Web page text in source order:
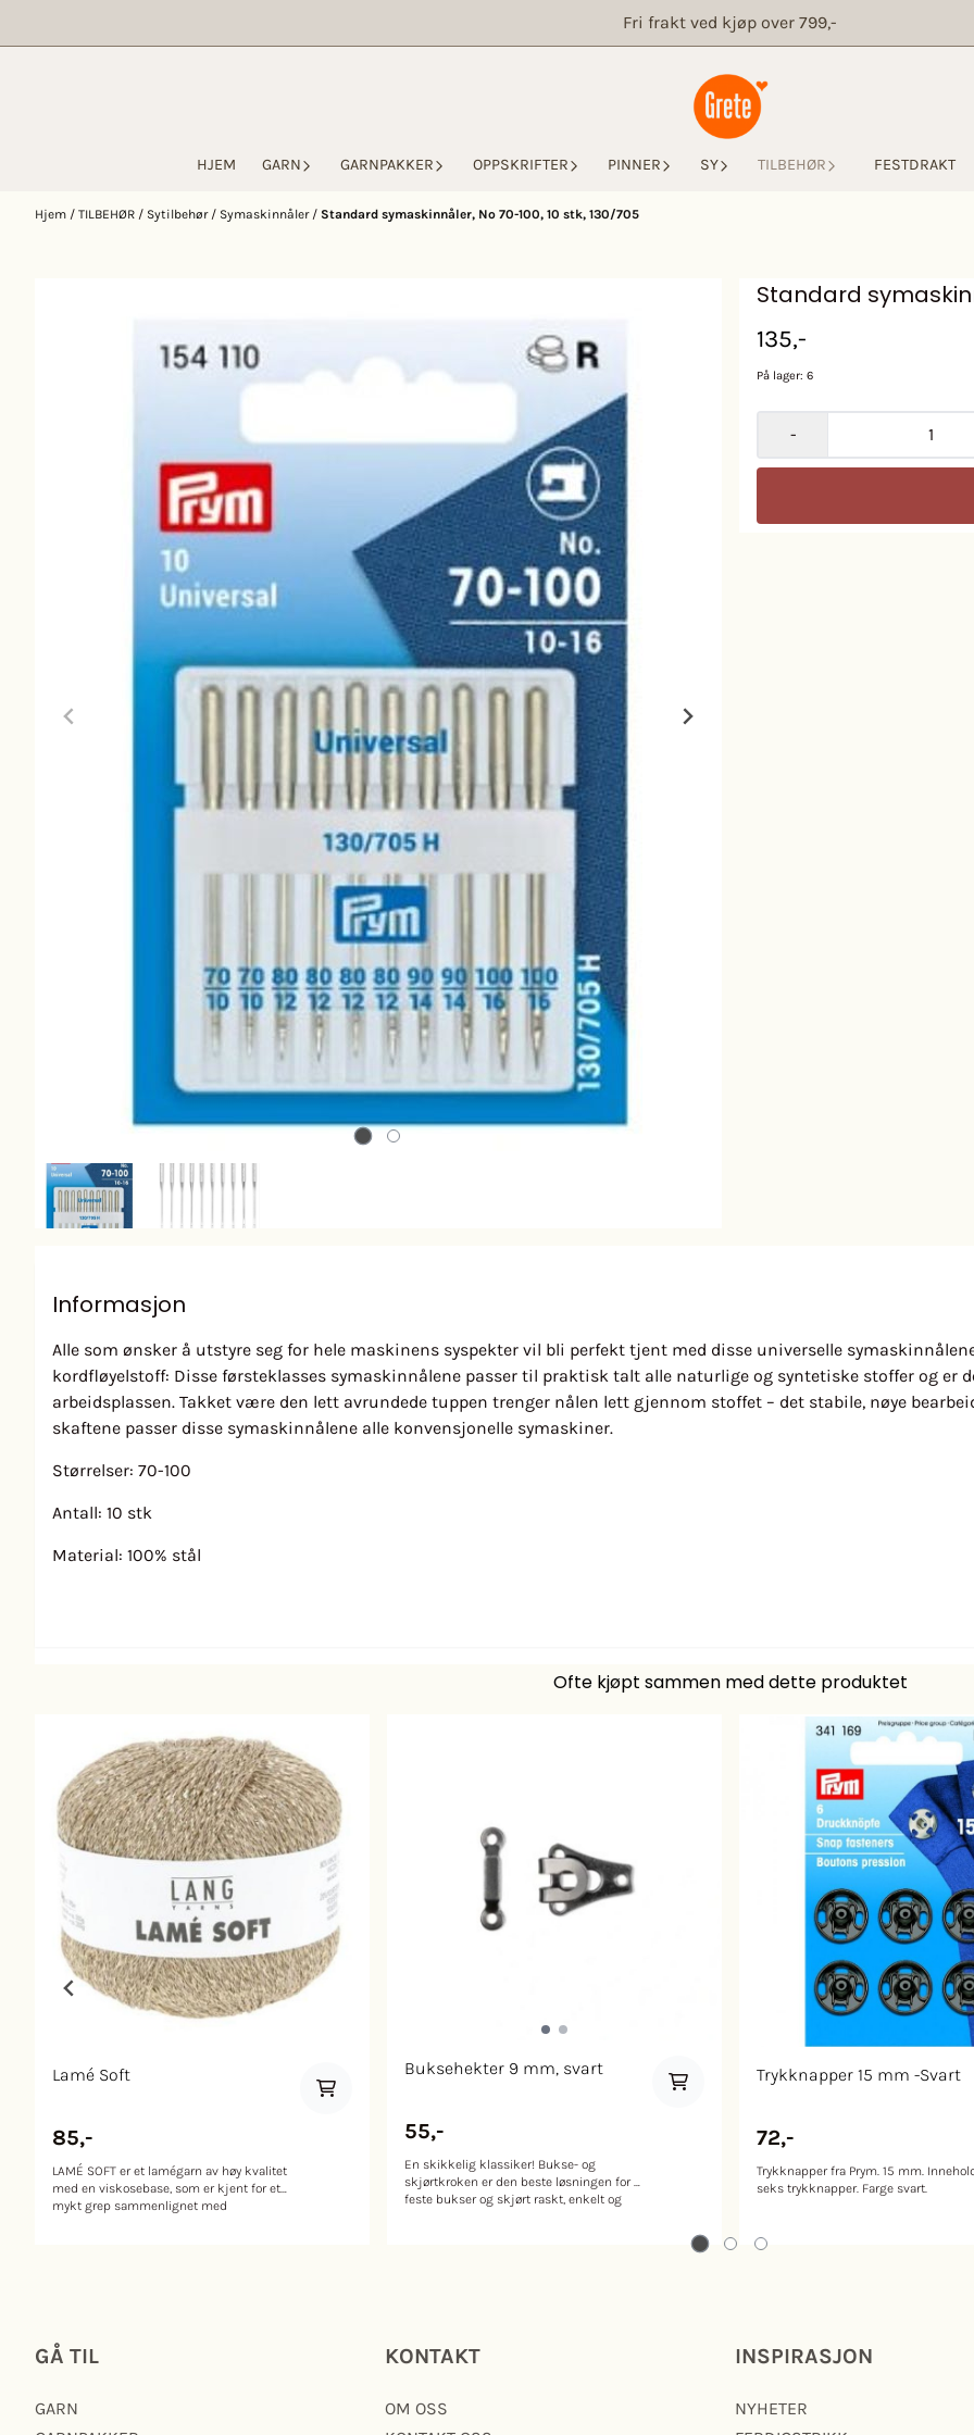
Fri frakt ved kjøp over 799,-
HJEM GARN GARNPAKKER OPPSKRIFTER PINNER SY TILBEHØR FESTDRAKT
Hjem / TILBEHØR / Sytilbehør / Symaskinnåler / Standard symaskinnåler, No 70-100, 10 stk, 130/705
Standard
135,-
På lager: 6
-
Informasjon
Alle som ønsker å utstyre seg for hele maskinens syspekter vil bli perfekt tjent med disse universelle
kordfløyelstoff: Disse førsteklasses symaskinnålene passer til praktisk talt alle naturlige og syntetiske stoffer og er
arbeidsplassen. Takket være den lett avrundede tuppen trenger nålen lett gjennom stoffet – det stabile, nøye
skaftene passer disse symaskinnålene alle konvensjonelle symaskiner.
Størrelser: 70-100
Antall: 10 stk
Material: 100% stål
Ofte kjøpt sammen med dette produktet
Lamé Soft
85,-
LAMÉ SOFT er et lamégarn av høy kvalitet
med en viskosebase, som er kjent for et
mykt grep sammenlignet med
190 m / 50 g Anbefalt pinne: 2½–3½ mm
Strikkefasthet: Vaskeanvisning: 30
Buksehekter 9 mm, svart
55,-
En skikkelig klassiker! Bukse- og
skjørtkroken er den beste løsningen for å
feste bukser og skjørt raskt, enkelt og
Trykknapper 15 mm -Svart
72,-
Trykknapper fra Prym. 15 mm.
seks trykknapper. Farge svart.
GÅ TIL
GARN
KONTAKT
OM OSS
INSPIRASJON
NYHETER